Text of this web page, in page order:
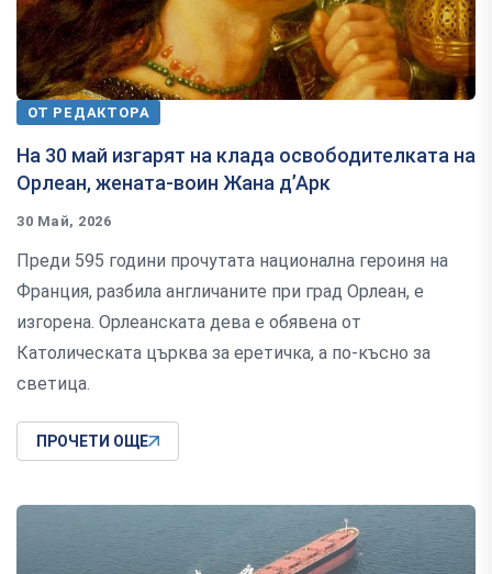
ОТ РЕДАКТОРА
На 30 май изгарят на клада освободителката на
Орлеан, жената-воин Жана д’Арк
30 Май, 2026
Преди 595 години прочутата национална героиня на
Франция, разбила англичаните при град Орлеан, е
изгорена. Орлеанската дева е обявена от
Католическата църква за еретичка, а по-късно за
светица.
ПРОЧЕТИ ОЩЕ